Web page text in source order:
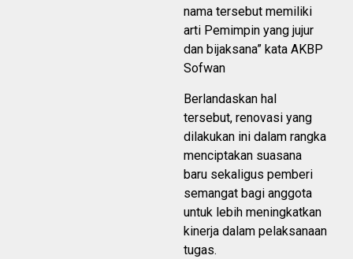
nama tersebut memiliki
arti Pemimpin yang jujur
dan bijaksana” kata AKBP
Sofwan
Berlandaskan hal
tersebut, renovasi yang
dilakukan ini dalam rangka
menciptakan suasana
baru sekaligus pemberi
semangat bagi anggota
untuk lebih meningkatkan
kinerja dalam pelaksanaan
tugas.